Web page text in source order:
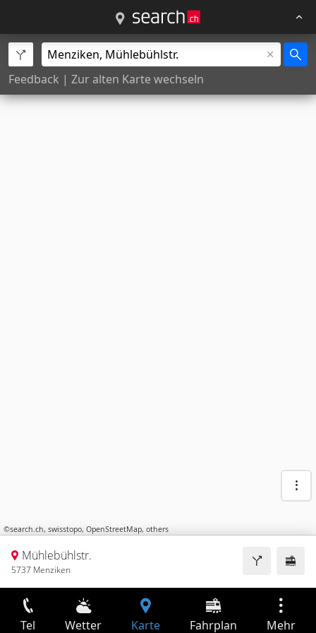
Feedback | Zur alten Karte wechseln
©search.ch, swisstopo, OpenStreetMap, others
Mühlebühlstr.
5737 Menziken
Tel Wetter Karte Fahrplan Mehr